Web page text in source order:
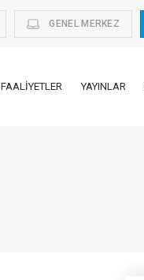
GENEL MERKEZ
FAALIYETLER YAYINLAR